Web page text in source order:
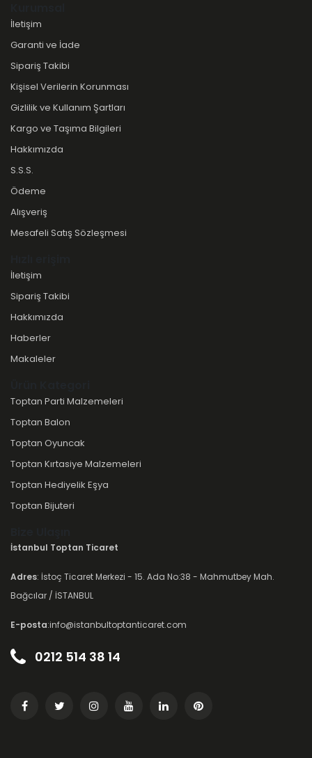
İletişim
Garanti ve İade
Sipariş Takibi
Kişisel Verilerin Korunması
Gizlilik ve Kullanım Şartları
Kargo ve Taşıma Bilgileri
Hakkımızda
S.S.S.
Ödeme
Alışveriş
Mesafeli Satış Sözleşmesi
İletişim
Sipariş Takibi
Hakkımızda
Haberler
Makaleler
Toptan Parti Malzemeleri
Toptan Balon
Toptan Oyuncak
Toptan Kırtasiye Malzemeleri
Toptan Hediyelik Eşya
Toptan Bijuteri
İstanbul Toptan Ticaret
Adres: İstoç Ticaret Merkezi - 15. Ada No:38 - Mahmutbey Mah.
Bağcılar / İSTANBUL
E-posta:info@istanbultoptanticaret.com
0212 514 38 14